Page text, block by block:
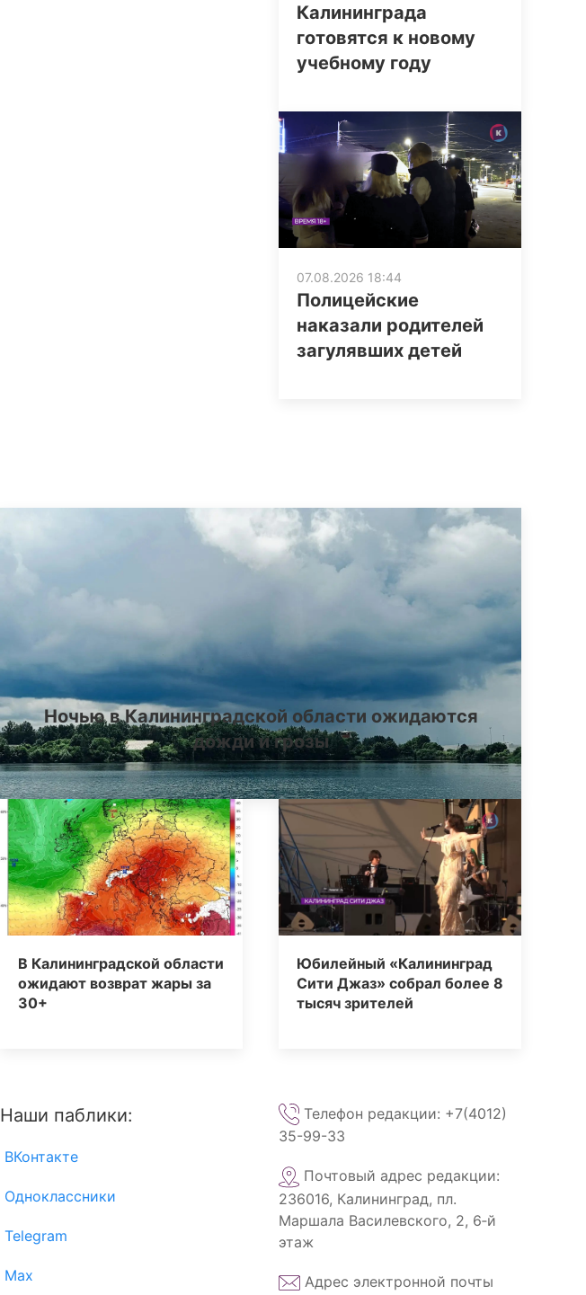
Калининграда
готовятся к новому
учебному году
07.08.2026 18:44
Полицейские
наказали родителей
загулявших детей
Ночью в Калининградской области ожидаются
дожди и грозы
В Калининградской области
ожидают возврат жары за
30+
Юбилейный «Калининград
Сити Джаз» собрал более 8
тысяч зрителей
Наши паблики:
ВКонтакте
Одноклассники
Telegram
Max
Телефон редакции: +7(4012)
35-99-33
Почтовый адрес редакции:
236016, Калининград, пл.
Маршала Василевского, 2, 6‑й
этаж
Адрес электронной почты